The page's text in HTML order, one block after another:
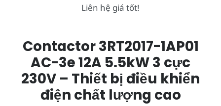
Liên hệ giá tốt!
Contactor 3RT2017-1AP01
AC-3e 12A 5.5kW 3 cực
230V – Thiết bị điều khiển
điện chất lượng cao